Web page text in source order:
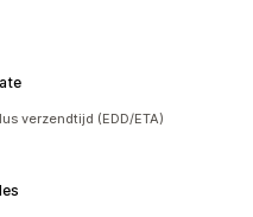
verzendtijd (EDD/ETA)